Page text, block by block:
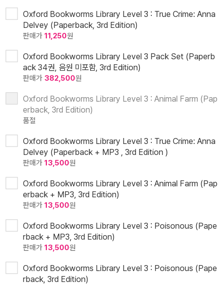
Oxford Bookworms Library Level 3 : True Crime: Anna
Delvey (Paperback, 3rd Edition)
판매가 11,250원
Oxford Bookworms Library Level 3 Pack Set (Paperb
ack 34권, 음원 미포함, 3rd Edition)
판매가 382,500원
Oxford Bookworms Library Level 3 : Animal Farm (Pap
erback, 3rd Edition)
품절
Oxford Bookworms Library Level 3 : True Crime: Anna
Delvey (Paperback + MP3 , 3rd Edition )
판매가 13,500원
Oxford Bookworms Library Level 3 : Animal Farm (Pap
erback + MP3, 3rd Edition)
판매가 13,500원
Oxford Bookworms Library Level 3 : Poisonous (Pape
rback + MP3, 3rd Edition)
판매가 13,500원
Oxford Bookworms Library Level 3 : Poisonous (Pape
rback, 3rd Edition)